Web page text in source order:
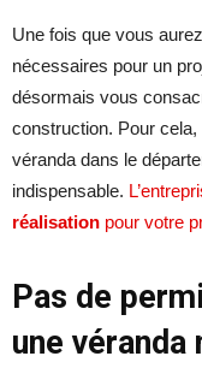
Une fois que vous
nécessaires pour un
désormais vous
construction. Pour
véranda dans le
indispensable.
réalisation pour votre
Pas de
une véranda